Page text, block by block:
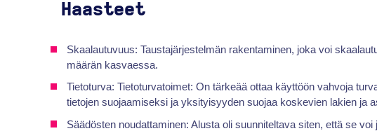
Haasteet
Skaalautuvuus: Taustajärjestelmän rakentaminen, joka voi
määrän kasvaessa.
Tietoturva: Tietoturvatoimet: On tärkeää ottaa käyttöön vahvoja
tietojen suojaamiseksi ja yksityisyyden suojaa koskevien lakien ja
Säädösten noudattaminen: Alusta oli suunniteltava siten, että se